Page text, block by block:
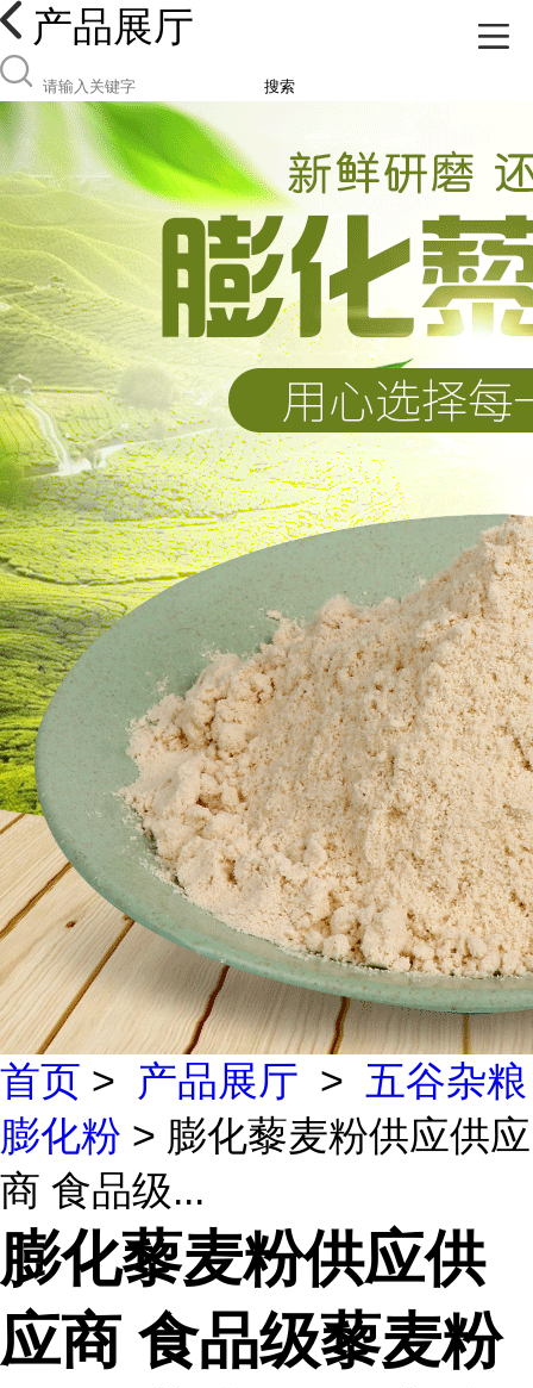
产品展厅
搜索
首页 > 产品展厅 > 五谷杂粮
膨化粉 > 膨化藜麦粉供应供应
商 食品级...
膨化藜麦粉供应供
应商 食品级藜麦粉